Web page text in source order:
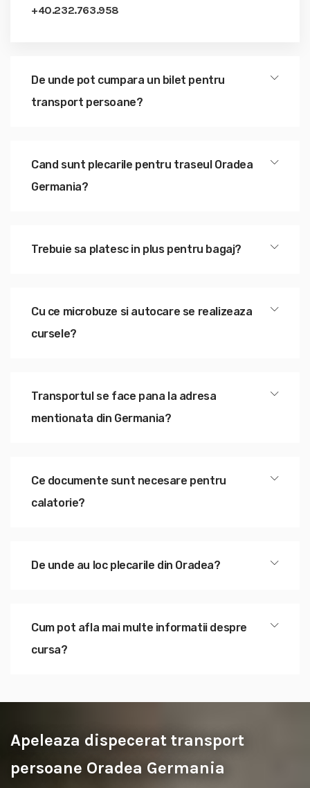
+40.232.763.958
De unde pot cumpara un bilet pentru
transport persoane?
Cand sunt plecarile pentru traseul Oradea
Germania?
Trebuie sa platesc in plus pentru bagaj?
Cu ce microbuze si autocare se realizeaza
cursele?
Transportul se face pana la adresa
mentionata din Germania?
Ce documente sunt necesare pentru
calatorie?
De unde au loc plecarile din Oradea?
Cum pot afla mai multe informatii despre
cursa?
Apeleaza dispecerat transport
persoane Oradea Germania